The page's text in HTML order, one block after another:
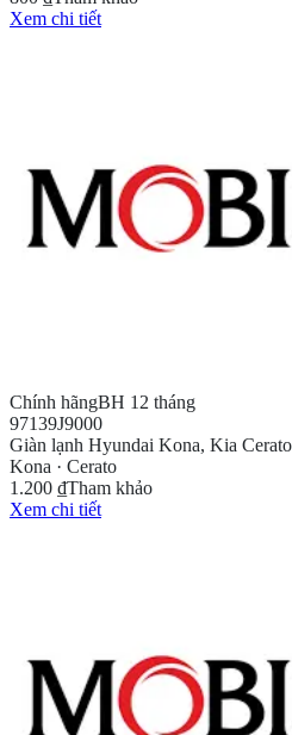
Xem chi tiết
Chính hãngBH 12 tháng
97139J9000
Giàn lạnh Hyundai Kona, Kia
Kona · Cerato
1.200 ₫Tham khảo
Xem chi tiết